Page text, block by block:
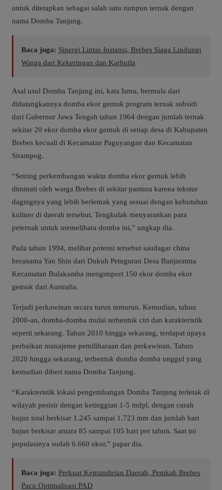
untuk ditetapkan sebagai salah satu rumpun ternak dengan
nama Domba Tanjung.
Baca juga: Sinergi Lintas Instansi, Brebes Siaga Lindungi
Warga dari Kekeringan dan Karhutla
Asal usul Domba Tanjung ini, kata Ismu, bermula dari
didatangkannya domba ekor gemuk program ternak subsidi
dari Gubernur Jawa Tengah tahun 1964 dengan jumlah ternak
sekitar 20 ekor domba ekor gemuk di setiap desa di Kabupaten
Brebes kecuali di Kecamatan Paguyangan dan Kecamatan
Sirampog.
“Seiring perkembangan waktu domba ekor gemuk lebih
diminati oleh warga Brebes di sekitar pantura karena tekstur
dagingnya yang lebih berlemak yang sesuai dengan kebutuhan
kuliner di daerah tersebut. Tengkulak menyarankan para
peternak untuk memelihara domba ini,” ungkap dia.
Pada tahun 1994, melihat potensi tersebut saudagar china
beranama Yan Shin dari Dukuh Petuguran Desa Banjaratma
Kecamatan Bulakamba mengimport 150 ekor domba ekor
gemuk dari Australia.
Terjadi perkawinan secara turun temurun. Kemudian, tahun
2000-an, domba-domba mulai terbentuk ciri dan karakteristik
seperti sekarang. Tahun 2010 hingga sekarang, terdapat upaya
perbaikan manajeme pemiliharaan dan perkawinan. Tahun
2020 hingga sekarang, terbentuk domba domba unggul yang
kemudian diberi nama Domba Tanjung.
“Karakteristik lokasi pengembangan Domba Tanjung terletak di
wilayah pesisir dengan ketinggian 1-5 mdpl, dengan curah
hujan total berkisar 1.245 sampai 1.723 mm dan jumlah hari
hujan berkisar antara 85 sampai 105 hari per tahun. Saat ini
populasinya sudah 6.660 ekor,” papar dia.
Baca juga: Perkuat Kemandirian Daerah, Pemkab Brebes
Pacu Optimalisasi PAD